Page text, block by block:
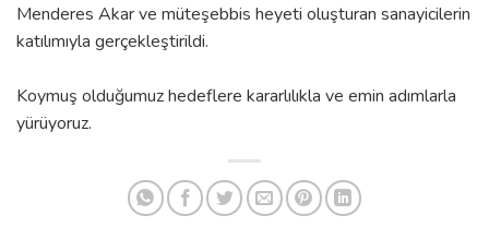
Menderes Akar ve müteşebbis heyeti oluşturan sanayicilerin
katılımıyla gerçekleştirildi.
Koymuş olduğumuz hedeflere kararlılıkla ve emin adımlarla
yürüyoruz.